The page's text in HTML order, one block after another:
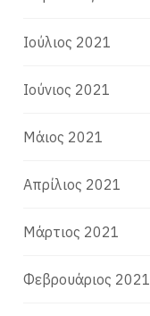
Ιούλιος 2021
Ιούνιος 2021
Μάιος 2021
Απρίλιος 2021
Μάρτιος 2021
Φεβρουάριος 2021